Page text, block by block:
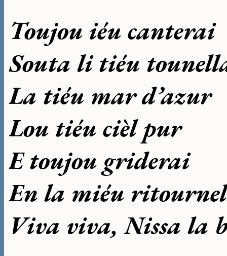
Toujou iéu canterai
Souta li tiéu
La tiéu mar d’azur
Lou tiéu cièl pur
E toujou griderai
En la miéu
Viva viva, Nissa la